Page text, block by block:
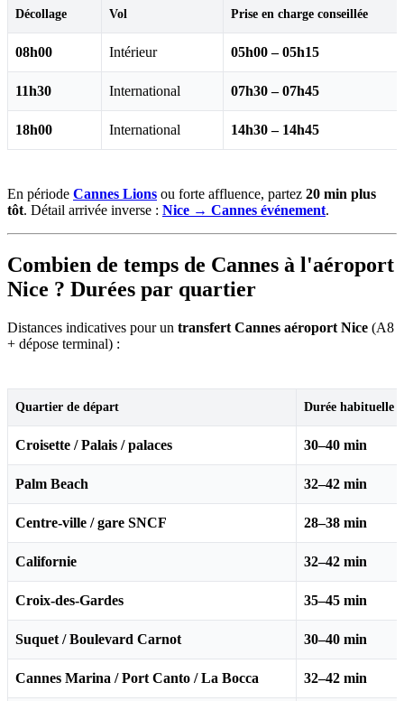
Décollage Vol Prise en charge conseillée
08h00 Intérieur 05h00 – 05h15
11h30 International 07h30 – 07h45
18h00 International 14h30 – 14h45
En période Cannes Lions ou forte affluence, partez 20 min plus
tôt. Détail arrivée inverse : Nice → Cannes événement.
Combien de temps de Cannes à l'aéroport
Nice ? Durées par quartier
Distances indicatives pour un transfert Cannes aéroport Nice (A8
+ dépose terminal) :
Quartier de départ Durée habituelle
Croisette / Palais / palaces 30–40 min
Palm Beach 32–42 min
Centre-ville / gare SNCF 28–38 min
Californie 32–42 min
Croix-des-Gardes 35–45 min
Suquet / Boulevard Carnot 30–40 min
Cannes Marina / Port Canto / La Bocca 32–42 min